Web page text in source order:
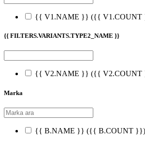
{{ V1.NAME }} ({{ V1.COUNT
{{ FILTERS.VARIANTS.TYPE2_NAME }}
{{ V2.NAME }} ({{ V2.COUNT
Marka
{{ B.NAME }} ({{ B.COUNT }})